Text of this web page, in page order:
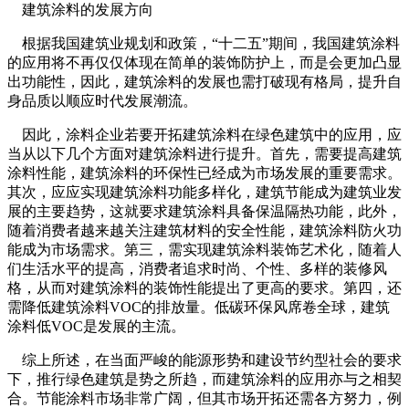
建筑涂料的发展方向
根据我国建筑业规划和政策，“十二五”期间，我国建筑涂料
的应用将不再仅仅体现在简单的装饰防护上，而是会更加凸显
出功能性，因此，建筑涂料的发展也需打破现有格局，提升自
身品质以顺应时代发展潮流。
因此，涂料企业若要开拓建筑涂料在绿色建筑中的应用，应
当从以下几个方面对建筑涂料进行提升。首先，需要提高建筑
涂料性能，建筑涂料的环保性已经成为市场发展的重要需求。
其次，应应实现建筑涂料功能多样化，建筑节能成为建筑业发
展的主要趋势，这就要求建筑涂料具备保温隔热功能，此外，
随着消费者越来越关注建筑材料的安全性能，建筑涂料防火功
能成为市场需求。第三，需实现建筑涂料装饰艺术化，随着人
们生活水平的提高，消费者追求时尚、个性、多样的装修风
格，从而对建筑涂料的装饰性能提出了更高的要求。第四，还
需降低建筑涂料VOC的排放量。低碳环保风席卷全球，建筑
涂料低VOC是发展的主流。
综上所述，在当面严峻的能源形势和建设节约型社会的要求
下，推行绿色建筑是势之所趋，而建筑涂料的应用亦与之相契
合。节能涂料市场非常广阔，但其市场开拓还需各方努力，例